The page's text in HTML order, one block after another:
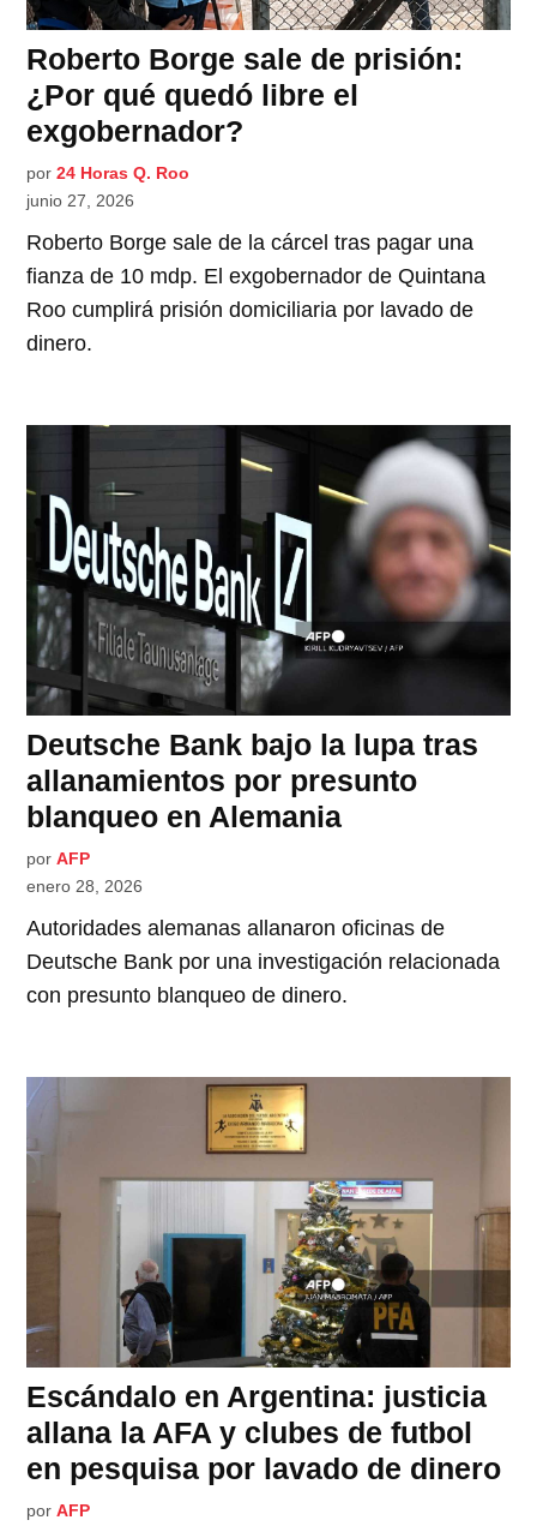
Roberto Borge sale de prisión:
¿Por qué quedó libre el
exgobernador?
por 24 Horas Q. Roo
junio 27, 2026
Roberto Borge sale de la cárcel tras pagar una
fianza de 10 mdp. El exgobernador de Quintana
Roo cumplirá prisión domiciliaria por lavado de
dinero.
Deutsche Bank bajo la lupa tras
allanamientos por presunto
blanqueo en Alemania
por AFP
enero 28, 2026
Autoridades alemanas allanaron oficinas de
Deutsche Bank por una investigación relacionada
con presunto blanqueo de dinero.
Escándalo en Argentina: justicia
allana la AFA y clubes de futbol
en pesquisa por lavado de dinero
por AFP